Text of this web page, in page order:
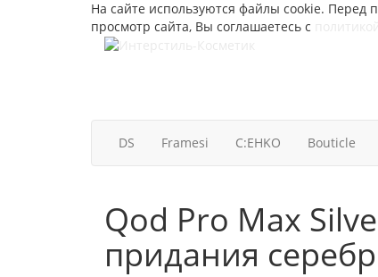
На сайте используются файлы cookie. Перед
просмотр сайта, Вы соглашаетесь с
DS Framesi C:EHKO Bouticle
Qod Pro Max
придания